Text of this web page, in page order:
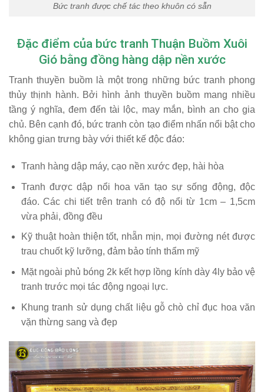
Bức tranh được chế tác theo khuôn có sẵn
Đặc điểm của bức tranh Thuận Buồm Xuôi
Gió bằng đồng hàng dập nền xước
Tranh thuyền buồm là một trong những bức tranh phong
thủy thịnh hành. Bởi hình ảnh thuyền buồm mang nhiều
tầng ý nghĩa, đem đến tài lộc, may mắn, bình an cho gia
chủ. Bên cạnh đó, bức tranh còn tạo điểm nhấn nổi bật cho
không gian trưng bày với thiết kế độc đáo:
Tranh hàng dập máy, cạo nền xước đẹp, hài hòa
Tranh được dập nổi hoa văn tạo sự sống động, độc
đáo. Các chi tiết trên tranh có độ nổi từ 1cm – 1,5cm
vừa phải, đồng đều
Kỹ thuật hoàn thiện tốt, nhẵn mịn, mọi đường nét được
trau chuốt kỹ lưỡng, đảm bảo tính thẩm mỹ
Mặt ngoài phủ bóng 2k kết hợp lồng kính dày 4ly bảo vệ
tranh trước mọi tác động ngoại lực.
Khung tranh sử dụng chất liệu gỗ chò chỉ đục hoa văn
vặn thừng sang và đẹp